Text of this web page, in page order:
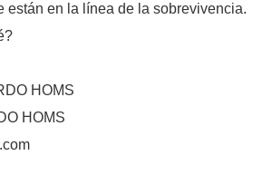
están en la línea de la sobrevivencia.
HOMS
HOMS